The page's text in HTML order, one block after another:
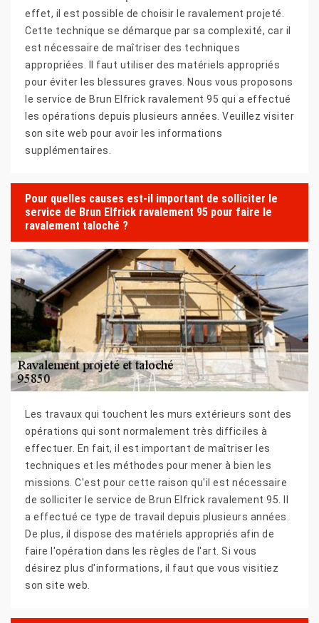
effet, il est possible de choisir le ravalement projeté.
Cette technique se démarque par sa complexité, car il
est nécessaire de maîtriser des techniques
appropriées. Il faut utiliser des matériels appropriés
pour éviter les blessures graves. Nous vous proposons
le service de Brun Elfrick ravalement 95 qui a effectué
les opérations depuis plusieurs années. Veuillez visiter
son site web pour avoir les informations
supplémentaires.
Pour quelles causes est-il important de solliciter le
service de Brun Elfrick ravalement 95 pour faire le
ravalement taloché ?
Les travaux qui touchent les murs extérieurs sont des
opérations qui sont normalement très difficiles à
effectuer. En fait, il est important de maîtriser les
techniques et les méthodes pour mener à bien les
missions. C'est pour cette raison qu'il est nécessaire
de solliciter le service de Brun Elfrick ravalement 95. Il
a effectué ce type de travail depuis plusieurs années.
De plus, il dispose des matériels appropriés afin de
faire l'opération dans les règles de l'art. Si vous
désirez plus d'informations, il faut que vous visitiez
son site web.